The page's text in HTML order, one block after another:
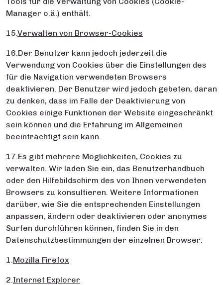
Manager o.ä.) enthält.
15.Verwalten von Browser-Cookies
16.Der Benutzer kann jedoch jederzeit die
Verwendung von Cookies über die Einstellungen des
für die Navigation verwendeten Browsers
deaktivieren. Der Benutzer wird jedoch gebeten, daran
zu denken, dass im Falle der Deaktivierung von
Cookies einige Funktionen der Website eingeschränkt
sein können und die Erfahrung im Allgemeinen
beeinträchtigt sein kann.
17.Es gibt mehrere Möglichkeiten, Cookies zu
verwalten. Wir laden Sie ein, das Benutzerhandbuch
oder den Hilfebildschirm des von Ihnen verwendeten
Browsers zu konsultieren. Weitere Informationen
darüber, wie Sie die entsprechenden Einstellungen
anpassen, ändern oder deaktivieren oder anonymes
Surfen durchführen können, finden Sie in den
Datenschutzbestimmungen der einzelnen Browser:
1.Mozilla Firefox
2.Internet Explorer